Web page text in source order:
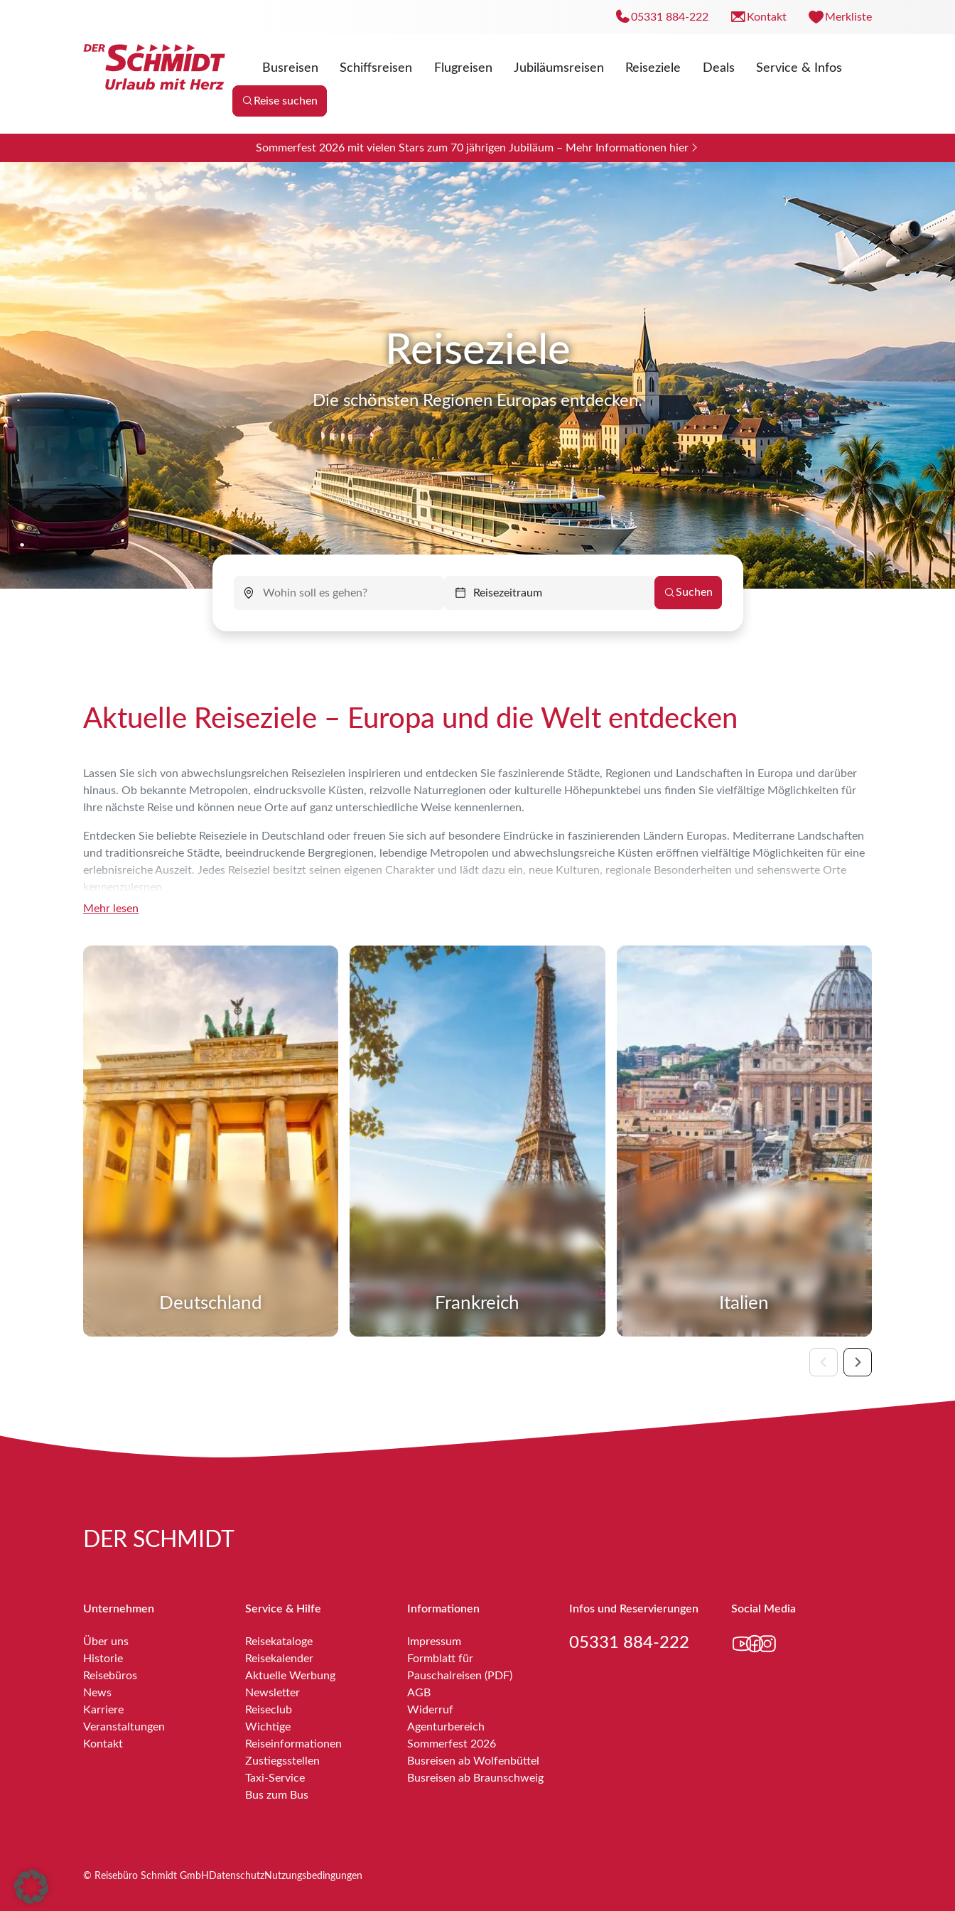
05331 884-222
Mo. - Fr. 09:00 - 18:00 Uhr
Kontakt Merkliste
Sie haben noch keine Reisen auf der Merkliste gespeichert
Busreisen Schiffsreisen Flugreisen Jubiläumsreisen Reiseziele Deals Service & Infos
Reise suchen
Sommerfest 2026 mit vielen Stars zum 70 jährigen Jubiläum – Mehr Informationen hier
Reiseziele
Die schönsten Regionen Europas entdecken.
Reisezeitraum
Reisezeitraum Suchen
Aktuelle Reiseziele – Europa und die Welt entdecken
Lassen Sie sich von abwechslungsreichen Reisezielen inspirieren und entdecken Sie faszinierende Städte, Regionen und Landschaften in Europa und darüber
hinaus. Ob bekannte Metropolen, eindrucksvolle Küsten, reizvolle Naturregionen oder kulturelle Höhepunktebei uns finden Sie vielfältige Möglichkeiten für
Ihre nächste Reise und können neue Orte auf ganz unterschiedliche Weise kennenlernen.
Entdecken Sie beliebte Reiseziele in Deutschland oder freuen Sie sich auf besondere Eindrücke in faszinierenden Ländern Europas. Mediterrane Landschaften
und traditionsreiche Städte, beeindruckende Bergregionen, lebendige Metropolen und abwechslungsreiche Küsten eröffnen vielfältige Möglichkeiten für eine
erlebnisreiche Auszeit. Jedes Reiseziel besitzt seinen eigenen Charakter und lädt dazu ein, neue Kulturen, regionale Besonderheiten und sehenswerte Orte
kennenzulernen.
Je nach Reiseziel und aktuellem Angebot stehen unterschiedliche Reisearten zur Auswahl. Erkunden Sie faszinierende Regionen auf komfortablen Busreisen,
Rundreisen
bieten abwechslungsreiche Möglichkeiten, ein Land, eine Region oder mehrere Stationen innerhalb einer Reise kennenzulernen.
Ob Sie bereits ein bestimmtes Land im Blick haben oder sich zunächst inspirieren lassen möchten – entdecken Sie unsere aktuellen Reiseziele und finden Sie
neue Ideen für Ihre nächste Auszeit. Wählen Sie Ihr Wunschziel und informieren Sie sich über verfügbare Reisen, unterschiedliche Reisezeiträume und aktuelle
Mehr lesen
Deutschland Frankreich Italien
DER SCHMIDT
Unternehmen
Über uns
Historie
Reisebüros
News
Karriere
Veranstaltungen
Kontakt
Service & Hilfe
Reisekataloge
Reisekalender
Aktuelle Werbung
Newsletter
Reiseclub
Wichtige
Reiseinformationen
Zustiegsstellen
Taxi-Service
Bus zum Bus
Informationen
Impressum
Formblatt für
Pauschalreisen (PDF)
AGB
Widerruf
Agenturbereich
Sommerfest 2026
Busreisen ab Wolfenbüttel
Busreisen ab Braunschweig
Infos und Reservierungen
05331 884-222
Social Media
YouTube
Facebook
Instagram
© Reisebüro Schmidt GmbH DatenschutzNutzungsbedingungen